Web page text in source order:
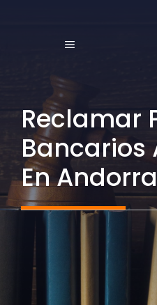
MENÚ
Reclamar
Bancarios
En